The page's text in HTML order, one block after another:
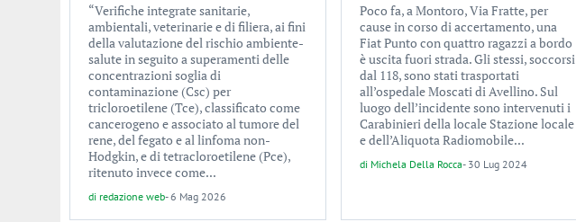
“Verifiche integrate sanitarie,
ambientali, veterinarie e di filiera, ai fini
della valutazione del rischio ambiente-
salute in seguito a superamenti delle
concentrazioni soglia di
contaminazione (Csc) per
tricloroetilene (Tce), classificato come
cancerogeno e associato al tumore del
rene, del fegato e al linfoma non-
Hodgkin, e di tetracloroetilene (Pce),
ritenuto invece come...
di redazione web-6 Mag 2026
Poco fa, a Montoro, Via Fratte, per
cause in corso di accertamento, una
Fiat Punto con quattro ragazzi a bordo
è uscita fuori strada. Gli stessi, soccorsi
dal 118, sono stati trasportati
all’ospedale Moscati di Avellino. Sul
luogo dell’incidente sono intervenuti i
Carabinieri della locale Stazione locale
e dell’Aliquota Radiomobile...
di Michela Della Rocca- 30 Lug 2024